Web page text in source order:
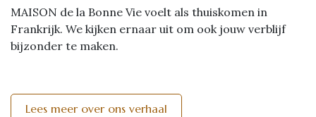
MAISON de la Bonne Vie voelt als thuiskomen in
Frankrijk. We kijken ernaar uit om ook jouw verblijf
bijzonder te maken.
Lees meer over ons verhaal